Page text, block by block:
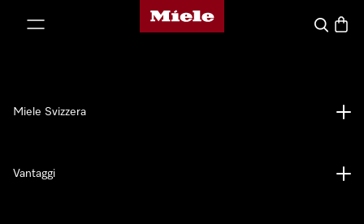
Homepage di Miele
Cerca
Miele Svizzera
Vantaggi